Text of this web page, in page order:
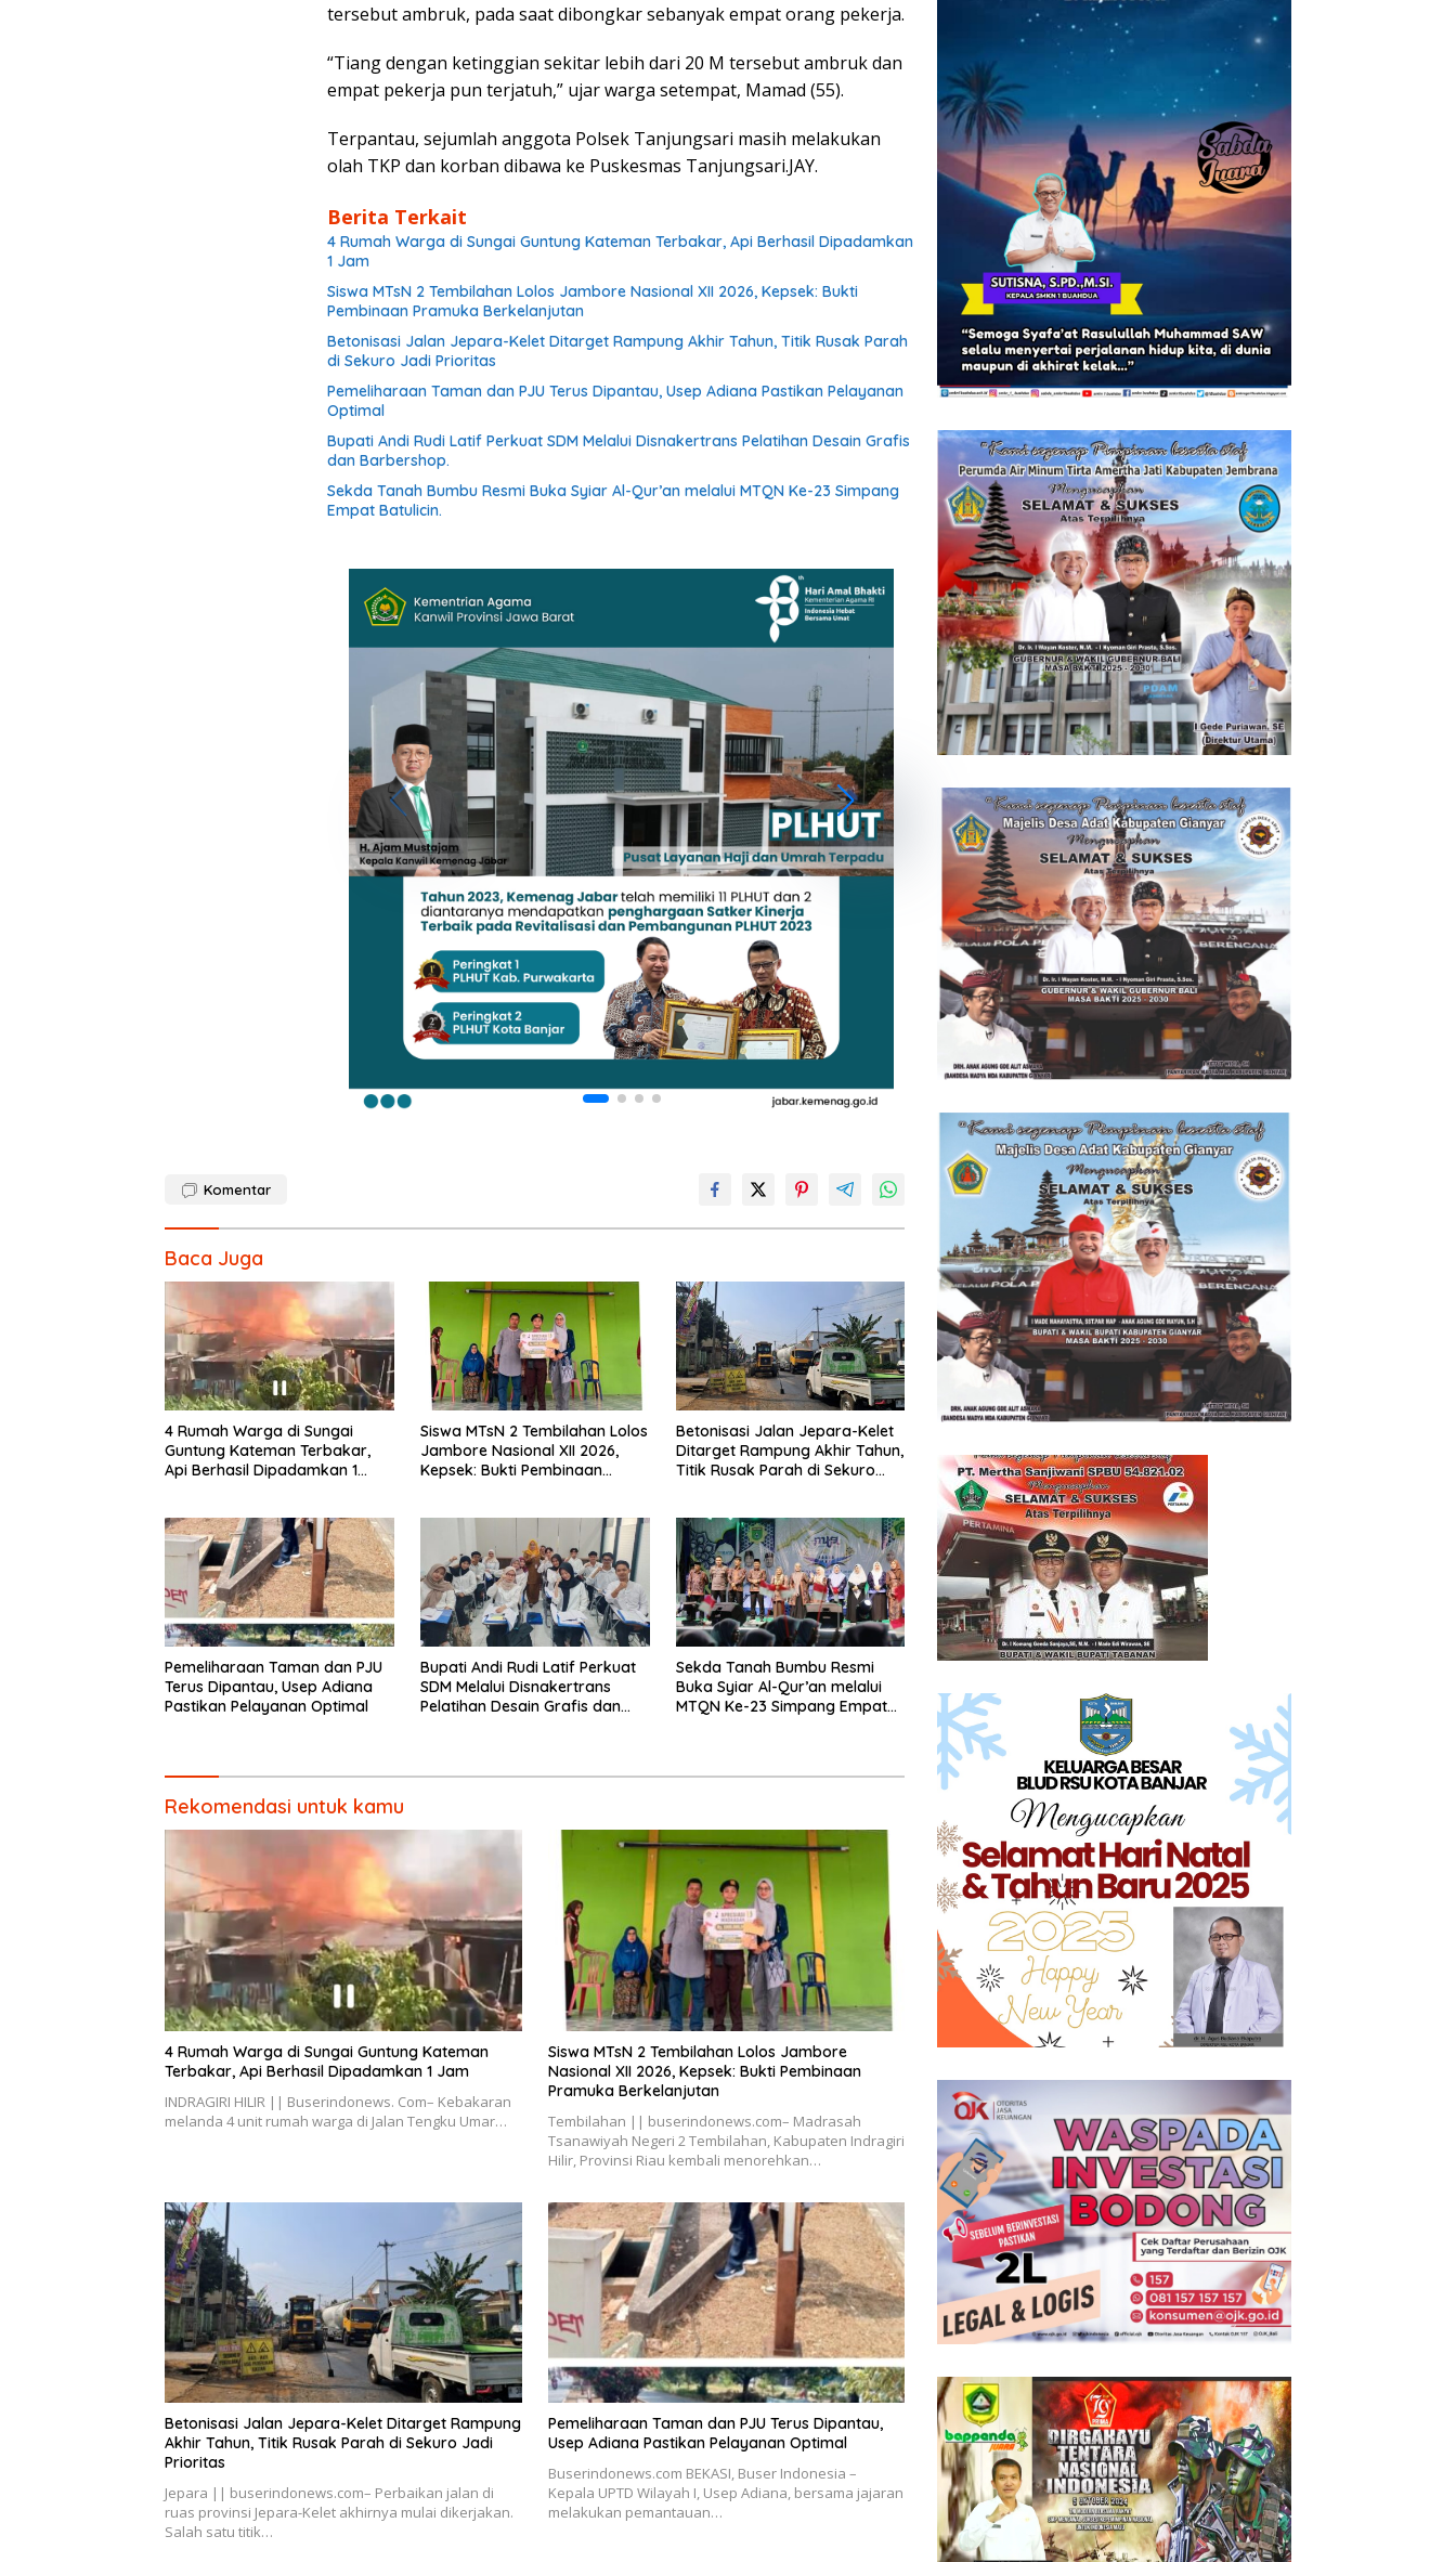
tersebut ambruk, pada saat dibongkar sebanyak empat orang pekerja.
“Tiang dengan ketinggian sekitar lebih dari 20 M tersebut ambruk dan
empat pekerja pun terjatuh,” ujar warga setempat, Mamad (55).
Terpantau, sejumlah anggota Polsek Tanjungsari masih melakukan
olah TKP dan korban dibawa ke Puskesmas Tanjungsari.JAY.
Berita Terkait
4 Rumah Warga di Sungai Guntung Kateman Terbakar, Api Berhasil Dipadamkan
1 Jam
Siswa MTsN 2 Tembilahan Lolos Jambore Nasional XII 2026, Kepsek: Bukti
Pembinaan Pramuka Berkelanjutan
Betonisasi Jalan Jepara-Kelet Ditarget Rampung Akhir Tahun, Titik Rusak Parah
di Sekuro Jadi Prioritas
Pemeliharaan Taman dan PJU Terus Dipantau, Usep Adiana Pastikan Pelayanan
Optimal
Bupati Andi Rudi Latif Perkuat SDM Melalui Disnakertrans Pelatihan Desain Grafis
dan Barbershop.
Sekda Tanah Bumbu Resmi Buka Syiar Al-Qur’an melalui MTQN Ke-23 Simpang
Empat Batulicin.
Komentar
Baca Juga
4 Rumah Warga di Sungai
Guntung Kateman Terbakar,
Api Berhasil Dipadamkan 1
Siswa MTsN 2 Tembilahan Lolos
Jambore Nasional XII 2026,
Kepsek: Bukti Pembinaan
Betonisasi Jalan Jepara-Kelet
Ditarget Rampung Akhir Tahun,
Titik Rusak Parah di Sekuro
Pemeliharaan Taman dan PJU
Terus Dipantau, Usep Adiana
Pastikan Pelayanan Optimal
Bupati Andi Rudi Latif Perkuat
SDM Melalui Disnakertrans
Pelatihan Desain Grafis dan
Sekda Tanah Bumbu Resmi
Buka Syiar Al-Qur’an melalui
MTQN Ke-23 Simpang Empat
Rekomendasi untuk kamu
4 Rumah Warga di Sungai Guntung Kateman
Terbakar, Api Berhasil Dipadamkan 1 Jam
INDRAGIRI HILIR || Buserindonews. Com– Kebakaran
melanda 4 unit rumah warga di Jalan Tengku Umar…
Siswa MTsN 2 Tembilahan Lolos Jambore
Nasional XII 2026, Kepsek: Bukti Pembinaan
Pramuka Berkelanjutan
Tembilahan || buserindonews.com– Madrasah
Tsanawiyah Negeri 2 Tembilahan, Kabupaten Indragiri
Hilir, Provinsi Riau kembali menorehkan…
Betonisasi Jalan Jepara-Kelet Ditarget Rampung
Akhir Tahun, Titik Rusak Parah di Sekuro Jadi
Prioritas
Jepara || buserindonews.com– Perbaikan jalan di
ruas provinsi Jepara-Kelet akhirnya mulai dikerjakan.
Salah satu titik…
Pemeliharaan Taman dan PJU Terus Dipantau,
Usep Adiana Pastikan Pelayanan Optimal
Buserindonews.com BEKASI, Buser Indonesia –
Kepala UPTD Wilayah I, Usep Adiana, bersama jajaran
melakukan pemantauan…